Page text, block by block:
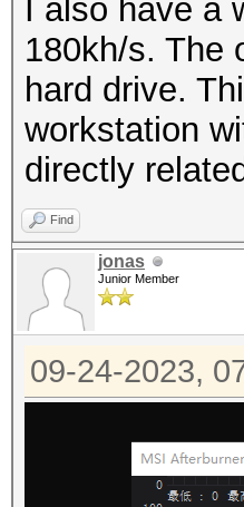
核心：
候选人
候选人
候选人
核心：
核心：
核心：
I also have a
180kh/s. The
hard drive.
workstation
directly
Find
jonas
Junior Member
09-24-2023,